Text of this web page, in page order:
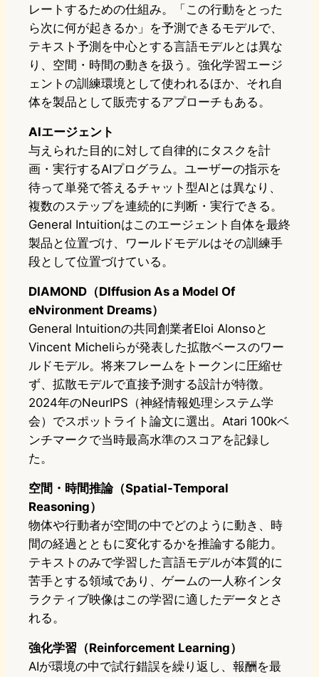
レートするための仕組み。「この行動をとった
ら次に何が起きるか」を予測できるモデルで、
テキスト予測を中心とする言語モデルとは異な
り、空間・時間の動きを扱う。強化学習エージ
ェントの訓練環境として使われるほか、それ自
体を製品として販売するアプローチもある。
AIエージェント
与えられた目的に対して自律的にタスクを計
画・実行するAIプログラム。ユーザーの指示を
待って単発で答えるチャット型AIとは異なり、
複数のステップを連続的に判断・実行できる。
General Intuitionはこのエージェント自体を最終
製品と位置づけ、ワールドモデルはその訓練手
段として位置づけている。
DIAMOND（DIffusion As a Model Of
eNvironment Dreams）
General Intuitionの共同創業者Eloi Alonsoと
Vincent Micheliらが発表した拡散ベースのワー
ルドモデル。将来フレームをトークンに圧縮せ
ず、拡散モデルで直接予測する設計が特徴。
2024年のNeurIPS（神経情報処理システム学
会）でスポットライト論文に選出。Atari 100kベ
ンチマークで当時最高水準のスコアを記録し
た。
空間・時間推論（Spatial-Temporal
Reasoning）
物体や行動者が空間の中でどのように動き、時
間の経過とともに変化するかを推論する能力。
テキストのみで学習した言語モデルが本質的に
苦手とする領域であり、ゲームの一人称インタ
ラクティブ映像はこの学習に適したデータとさ
れる。
強化学習（Reinforcement Learning）
AIが環境の中で試行錯誤を繰り返し、報酬を最